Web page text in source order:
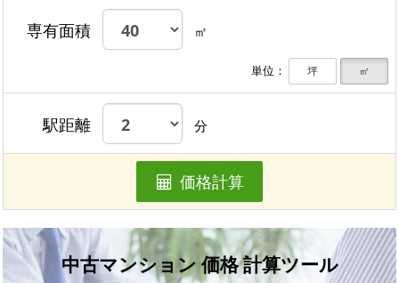
専有面積 ㎡
単位： 坪 ㎡
駅距離 分
価格計算
中古マンション 価格 計算ツール